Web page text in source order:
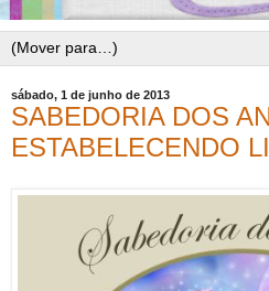
sábado, 1 de junho de 2013
SABEDORIA DOS
ESTABELECENDO